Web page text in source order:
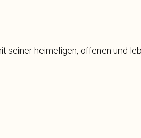
seiner heimeligen, offenen und